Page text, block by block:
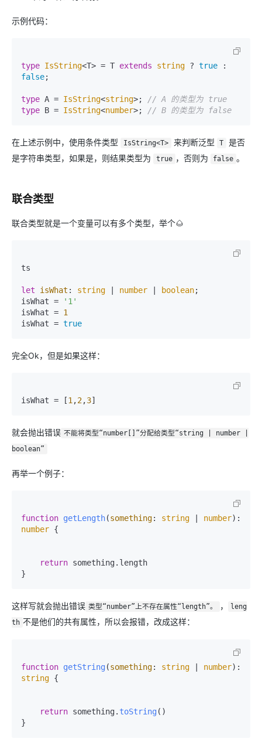
示例代码：
type IsString<T> = T extends string ? true
false;
type A = IsString<string>;
// A 的类型为 true
type B = IsString<number>; // B 的类型为 false
在上述示例中，使用条件类型 IsString<T> 来判断泛型 T
是否
是字符串类型，如果是，则结果类型为
true ，否则为 false 。
联合类型
联合类型就是一个变量可以有多个类型，举个🌰
ts
let isWhat : string number boolean;
isWhat =
'1'
isWhat = 1
isWhat = true
完全Ok，但是如果这样：
isWhat = [1 ,2,3
就会抛出错误 不能将类型“number[]”分配给类型“string | number |
boolean”
再举一个例子：
function getLength(something: string number
number {
return something. length
这样写就会抛出错误 类型“number”上不存在属性“length”。 ，
leng
th 不是他们的共有属性，所以会报错，改成这样：
function getString (something: string number
string {
return something. toString ()